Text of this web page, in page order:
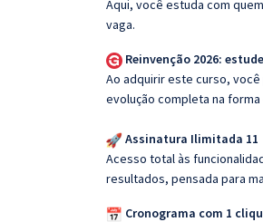
Aqui, você estuda com quem
vaga.
Reinvenção 2026:
Ao adquirir este curso,
evolução completa na
Assinatura Ilimitada 11
Acesso total às
resultados, pensada para
Cronograma com 1